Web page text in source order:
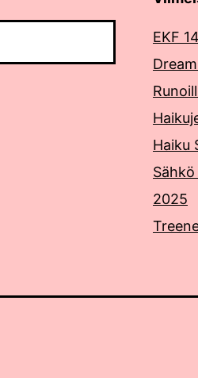
EKF
Haiku
2025